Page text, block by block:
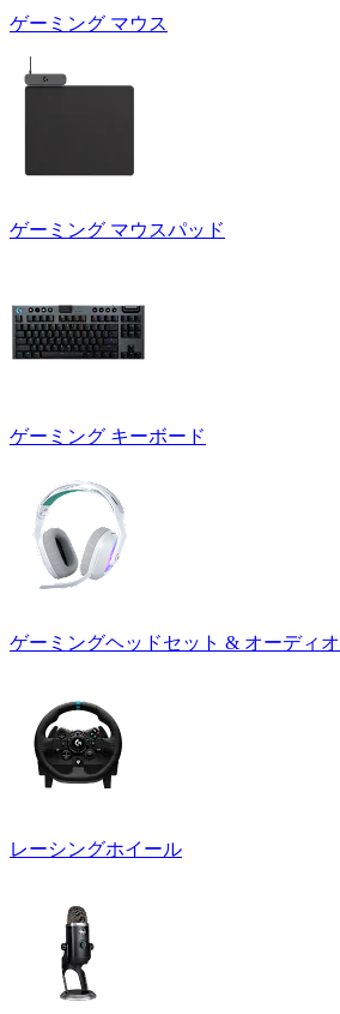
ゲーミング マウス
ゲーミング マウスパッド
ゲーミング キーボード
ゲーミングヘッドセット & オーディオ
レーシングホイール